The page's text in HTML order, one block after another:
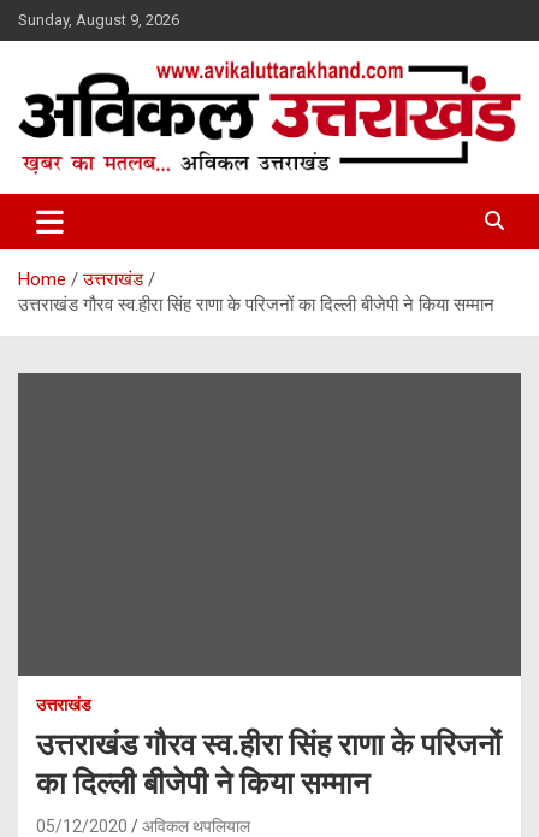
Skip
to
Sunday, August 9, 2026
Avikal Uttarakhand
Home
उत्तराखंड
उत्तराखंड गौरव स्व.हीरा सिंह राणा के परिजनों का दिल्ली बीजेपी ने किया सम्मान
उत्तराखंड
उत्तराखंड गौरव स्व.हीरा सिंह राणा के परिजनों
का दिल्ली बीजेपी ने किया सम्मान
05/12/2020 अविकल थपलियाल